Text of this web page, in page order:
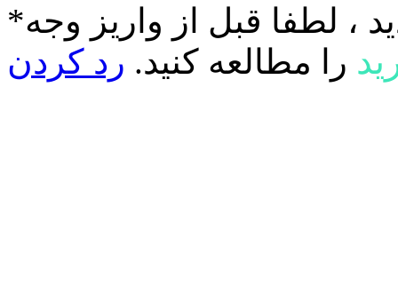
، لطفا قبل از واریز وجه
را مطالعه کنید. رد کردن